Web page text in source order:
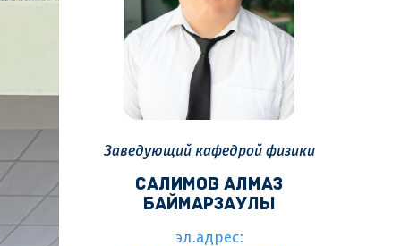
Заведующий кафедрой физики
САЛИМОВ АЛМАЗ
БАЙМАРЗАУЛЫ
эл.адрес: